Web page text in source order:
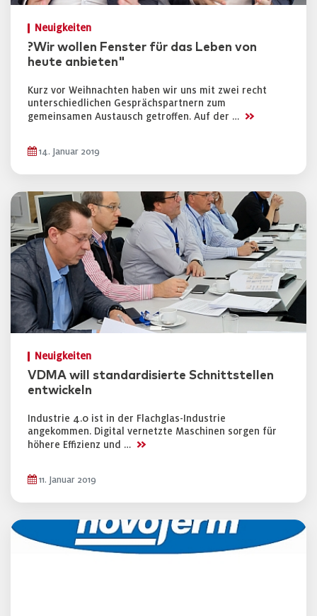
Neuigkeiten
?Wir wollen Fenster für das Leben von
heute anbieten"
Kurz vor Weihnachten haben wir uns mit zwei recht
unterschiedlichen Gesprächspartnern zum
gemeinsamen Austausch getroffen. Auf der … >>
14. Januar 2019
Neuigkeiten
VDMA will standardisierte Schnittstellen
entwickeln
Industrie 4.0 ist in der Flachglas-Industrie
angekommen. Digital vernetzte Maschinen sorgen für
höhere Effizienz und … >>
11. Januar 2019